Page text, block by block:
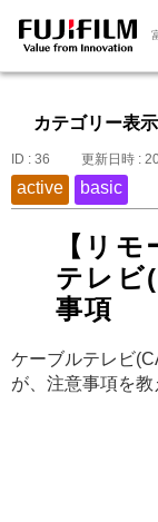
カテゴリー表示
ID : 36 更新日時 :
active basic
【リ
テレビ
事項
ケーブルテレビ
が、注意事項を教